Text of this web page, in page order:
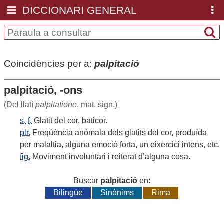
DICCIONARI GENERAL
Coincidències per a: palpitació
palpitació, -ons
(Del llatí palpitatiōne, mat. sign.)
s. f. Glatit del cor, baticor.
plr. Freqüència anómala dels glatits del cor, produïda
per malaltia, alguna emoció forta, un eixercici intens, etc.
fig. Moviment involuntari i reiterat d’alguna cosa.
Buscar palpitació en:
Bilingüe
Sinònims Rima